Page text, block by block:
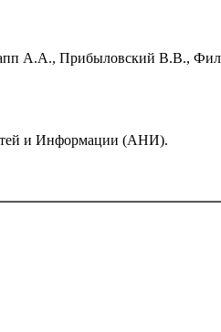
А.А., Прибыловский В.В.,
и Информации (АНИ).